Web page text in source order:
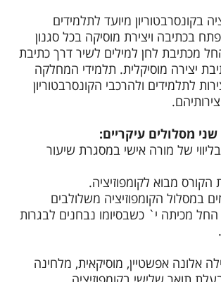
בקונסרבטוריון מיועד לתלמידים
בכתיבה ויצירת מוסיקה בכל סגנון
מכתיבת לחן למילים לשיר דרך כתיבת
יצירה מוסיקלית. תלמידי המחלקה
לתלמידים ולהרכבי הקונסרבטוריון
מסלולים עיקריים:
של מורה אישי במסגרת שיעור
מבוא לקומפוזיציה.
במסלול הקומפוזיציה משלולבים
מכיתה י` כשבסיומו נבחנים לבגרות
אלונה אפשטיין, מוסיקאית, מלחינה